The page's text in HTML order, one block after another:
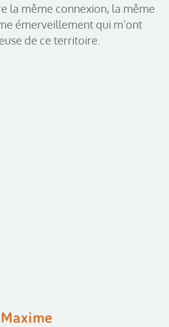
la même connexion, la même
émerveillement qui m’ont
de ce territoire.
Maxime